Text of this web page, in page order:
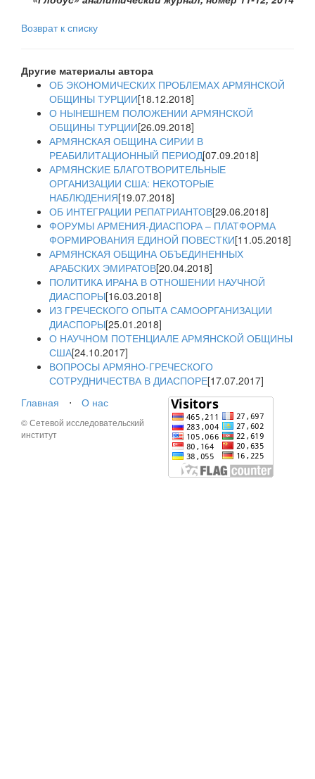
Возврат к списку
Другие материалы автора
ОБ ЭКОНОМИЧЕСКИХ ПРОБЛЕМАХ АРМЯНСКОЙ
ОБЩИНЫ ТУРЦИИ[18.12.2018]
О НЫНЕШНЕМ ПОЛОЖЕНИИ АРМЯНСКОЙ
ОБЩИНЫ ТУРЦИИ[26.09.2018]
АРМЯНСКАЯ ОБЩИНА СИРИИ В
РЕАБИЛИТАЦИОННЫЙ ПЕРИОД[07.09.2018]
АРМЯНСКИЕ БЛАГОТВОРИТЕЛЬНЫЕ
ОРГАНИЗАЦИИ США: НЕКОТОРЫЕ
НАБЛЮДЕНИЯ[19.07.2018]
ОБ ИНТЕГРАЦИИ РЕПАТРИАНТОВ[29.06.2018]
ФОРУМЫ АРМЕНИЯ-ДИАСПОРА – ПЛАТФОРМА
ФОРМИРОВАНИЯ ЕДИНОЙ ПОВЕСТКИ[11.05.2018]
АРМЯНСКАЯ ОБЩИНА ОБЪЕДИНЕННЫХ
АРАБСКИХ ЭМИРАТОВ[20.04.2018]
ПОЛИТИКА ИРАНА В ОТНОШЕНИИ НАУЧНОЙ
ДИАСПОРЫ[16.03.2018]
ИЗ ГРЕЧЕСКОГО ОПЫТА САМООРГАНИЗАЦИИ
ДИАСПОРЫ[25.01.2018]
О НАУЧНОМ ПОТЕНЦИАЛЕ АРМЯНСКОЙ ОБЩИНЫ
США[24.10.2017]
ВОПРОСЫ АРМЯНО-ГРЕЧЕСКОГО
СОТРУДНИЧЕСТВА В ДИАСПОРЕ[17.07.2017]
Главная
⋅ О нас
© Сетевой исследовательский
институт